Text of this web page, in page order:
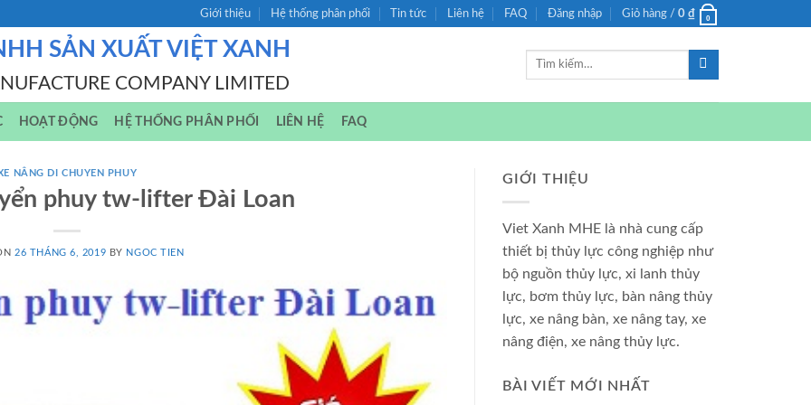
Giới thiệu Hệ thống phân phối Tin tức Liên hệ FAQ Đăng nhập Giỏ hàng / 0 ₫ 0
SẢN XUẤT VIỆT XANH
COMPANY LIMITED
Tìm
HOẠT ĐỘNG HỆ THỐNG PHÂN PHỐI LIÊN HỆ FAQ
NÂNG DI CHUYEN PHUY
phuy tw-lifter Đài Loan
26 THÁNG 6, 2019 BY NGOC TIEN
GIỚI THIỆU
Viet Xanh MHE là nhà cung cấp
thiết bị thủy lực công nghiệp như
bộ nguồn thủy lực, xi lanh thủy
lực, bơm thủy lực, bàn nâng thủy
lực, xe nâng bàn, xe nâng tay, xe
nâng điện, xe nâng thủy lực.
BÀI VIẾT MỚI NHẤT